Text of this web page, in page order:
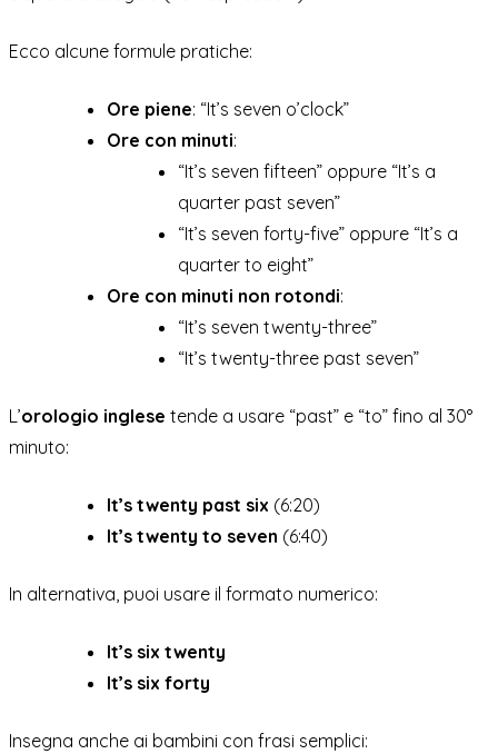
Ecco alcune formule pratiche:
Ore piene: “It’s seven o’clock”
Ore con minuti:
“It’s seven fifteen” oppure “It’s a
quarter past seven”
“It’s seven forty-five” oppure “It’s a
quarter to eight”
Ore con minuti non rotondi:
“It’s seven twenty-three”
“It’s twenty-three past seven”
L’orologio inglese tende a usare “past” e “to” fino al 30°
minuto:
It’s twenty past six (6:20)
It’s twenty to seven (6:40)
In alternativa, puoi usare il formato numerico:
It’s six twenty
It’s six forty
Insegna anche ai bambini con frasi semplici: